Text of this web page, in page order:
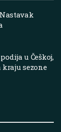
u Češkoj,
kraju sezone